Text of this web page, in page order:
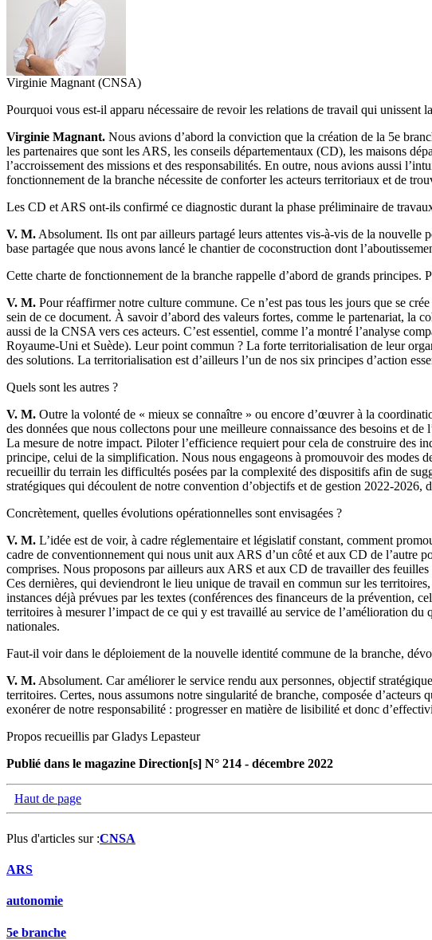
Virginie Magnant (CNSA)
Pourquoi vous est-il apparu nécessaire de revoir les relations de travail qui unissent
Virginie Magnant. Nous avions d’abord la conviction que la création de la 5e
les partenaires que sont les ARS, les conseils départementaux (CD), les maisons
l’accroissement des missions et des responsabilités. En outre, nous avions aussi
fonctionnement de la branche nécessite de conforter les acteurs territoriaux et de
Les CD et ARS ont-ils confirmé ce diagnostic durant la phase préliminaire de
V. M.Absolument. Ils ont par ailleurs partagé leurs attentes vis-à-vis de la nouvelle
base partagée que nous avons lancé le chantier de coconstruction dont
Cette charte de fonctionnement de la branche rappelle d’abord de grands principes.
V. M. Pour réaffirmer notre culture commune. Ce n’est pas tous les jours que se
sein de ce document. À savoir d’abord des valeurs fortes, comme le partenariat, la
aussi de la CNSA vers ces acteurs. C’est essentiel, comme l’a montré l’analyse
Royaume-Uni et Suède). Leur point commun ? La forte territorialisation de leur
des solutions. La territorialisation est d’ailleurs l’un de nos six principes d’action
Quels sont les autres ?
V. M. Outre la volonté de « mieux se connaître » ou encore d’œuvrer à la
des données que nous collectons pour une meilleure connaissance des besoins et
La mesure de notre impact. Piloter l’efficience requiert pour cela de construire des
principe, celui de la simplification. Nous nous engageons à promouvoir des modes
recueillir du terrain les difficultés posées par la complexité des dispositifs afin de
stratégiques qui découlent de notre convention d’objectifs et de gestion 2022-2026,
Concrètement, quelles évolutions opérationnelles sont envisagées ?
V. M. L’idée est de voir, à cadre réglementaire et législatif constant, comment
cadre de conventionnement qui nous unit aux ARS d’un côté et aux CD de
comprises. Nous proposons par ailleurs aux ARS et aux CD de travailler des
Ces dernières, qui deviendront le lieu unique de travail en commun sur les
instances déjà prévues par les textes (conférences des financeurs de la prévention,
territoires à mesurer l’impact de ce qui y est travaillé au service de l’amélioration
nationales.
Faut-il voir dans le déploiement de la nouvelle identité commune de la branche,
V. M.Absolument. Car améliorer le service rendu aux personnes, objectif
territoires. Certes, nous assumons notre singularité de branche, composée
exonérer de notre responsabilité : progresser en matière de lisibilité et donc
Propos recueillis par Gladys Lepasteur
Publié dans le magazine Direction[s] N° 214 - décembre 2022
Haut de page
Plus d'articles sur :CNSA
ARS
autonomie
5e branche